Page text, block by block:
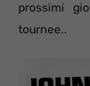
prossimi
tournee..